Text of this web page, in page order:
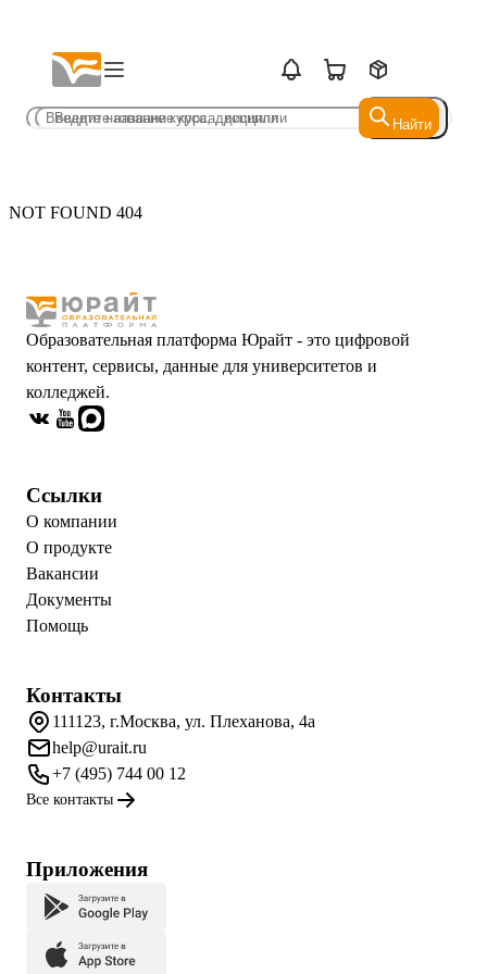
Найти
Найти
NOT FOUND 404
Образовательная платформа Юрайт - это цифровой
контент, сервисы, данные для университетов и
колледжей.
Ссылки
О компании
О продукте
Вакансии
Документы
Помощь
Контакты
111123, г.Москва, ул. Плеханова, 4а
help@urait.ru
+7 (495) 744 00 12
Все контакты
Приложения